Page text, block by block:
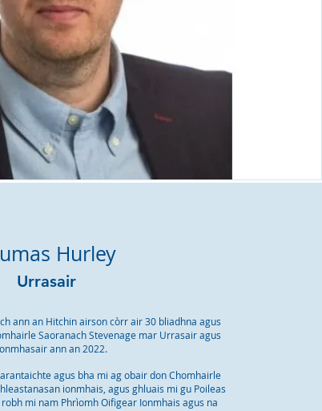
Hurley
Urrasair
ann an Hitchin airson còrr air 30 bliadhna agus
Saoranach Stevenage mar Urrasair agus
ann an 2022.
agus bha mi ag obair don Chomhairle
ionmhais, agus ghluais mi gu Poileas
mi nam Phrìomh Oifigear Ionmhais agus na